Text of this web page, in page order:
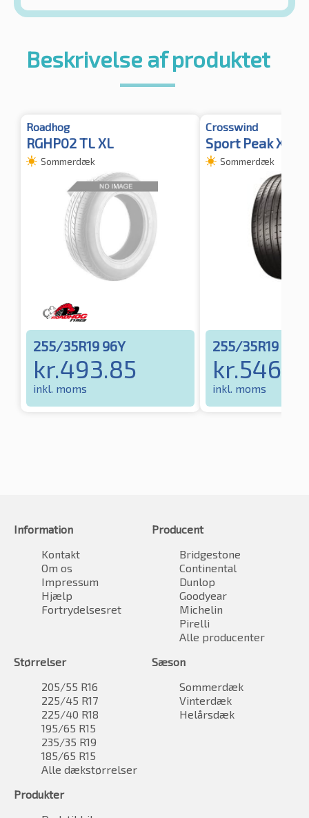
Beskrivelse af produktet
Roadhog
RGHP02 TL XL
Sommerdæk
255/35R19 96Y
kr.493.85
inkl. moms
Crosswind
Sport Peak XL
Sommerdæk
255/35R19 96Y
kr.
inkl. moms
Information
Kontakt
Om os
Impressum
Hjælp
Fortrydelsesret
Producent
Bridgestone
Continental
Dunlop
Goodyear
Michelin
Pirelli
Alle producenter
Størrelser
205/55 R16
225/45 R17
225/40 R18
195/65 R15
235/35 R19
185/65 R15
Alle dækstørrelser
Sæson
Sommerdæk
Vinterdæk
Helårsdæk
Produkter